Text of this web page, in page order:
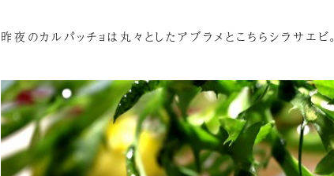
昨夜のカルパッチョは丸々としたアブラメとこちらシラサエビ。